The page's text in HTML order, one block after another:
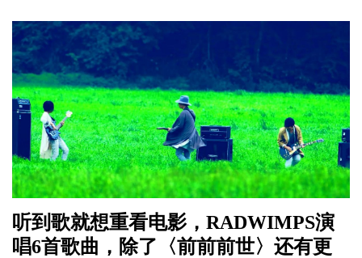
听到歌就想重看电影，RADWIMPS演
唱6首歌曲，除了〈前前前世〉还有更